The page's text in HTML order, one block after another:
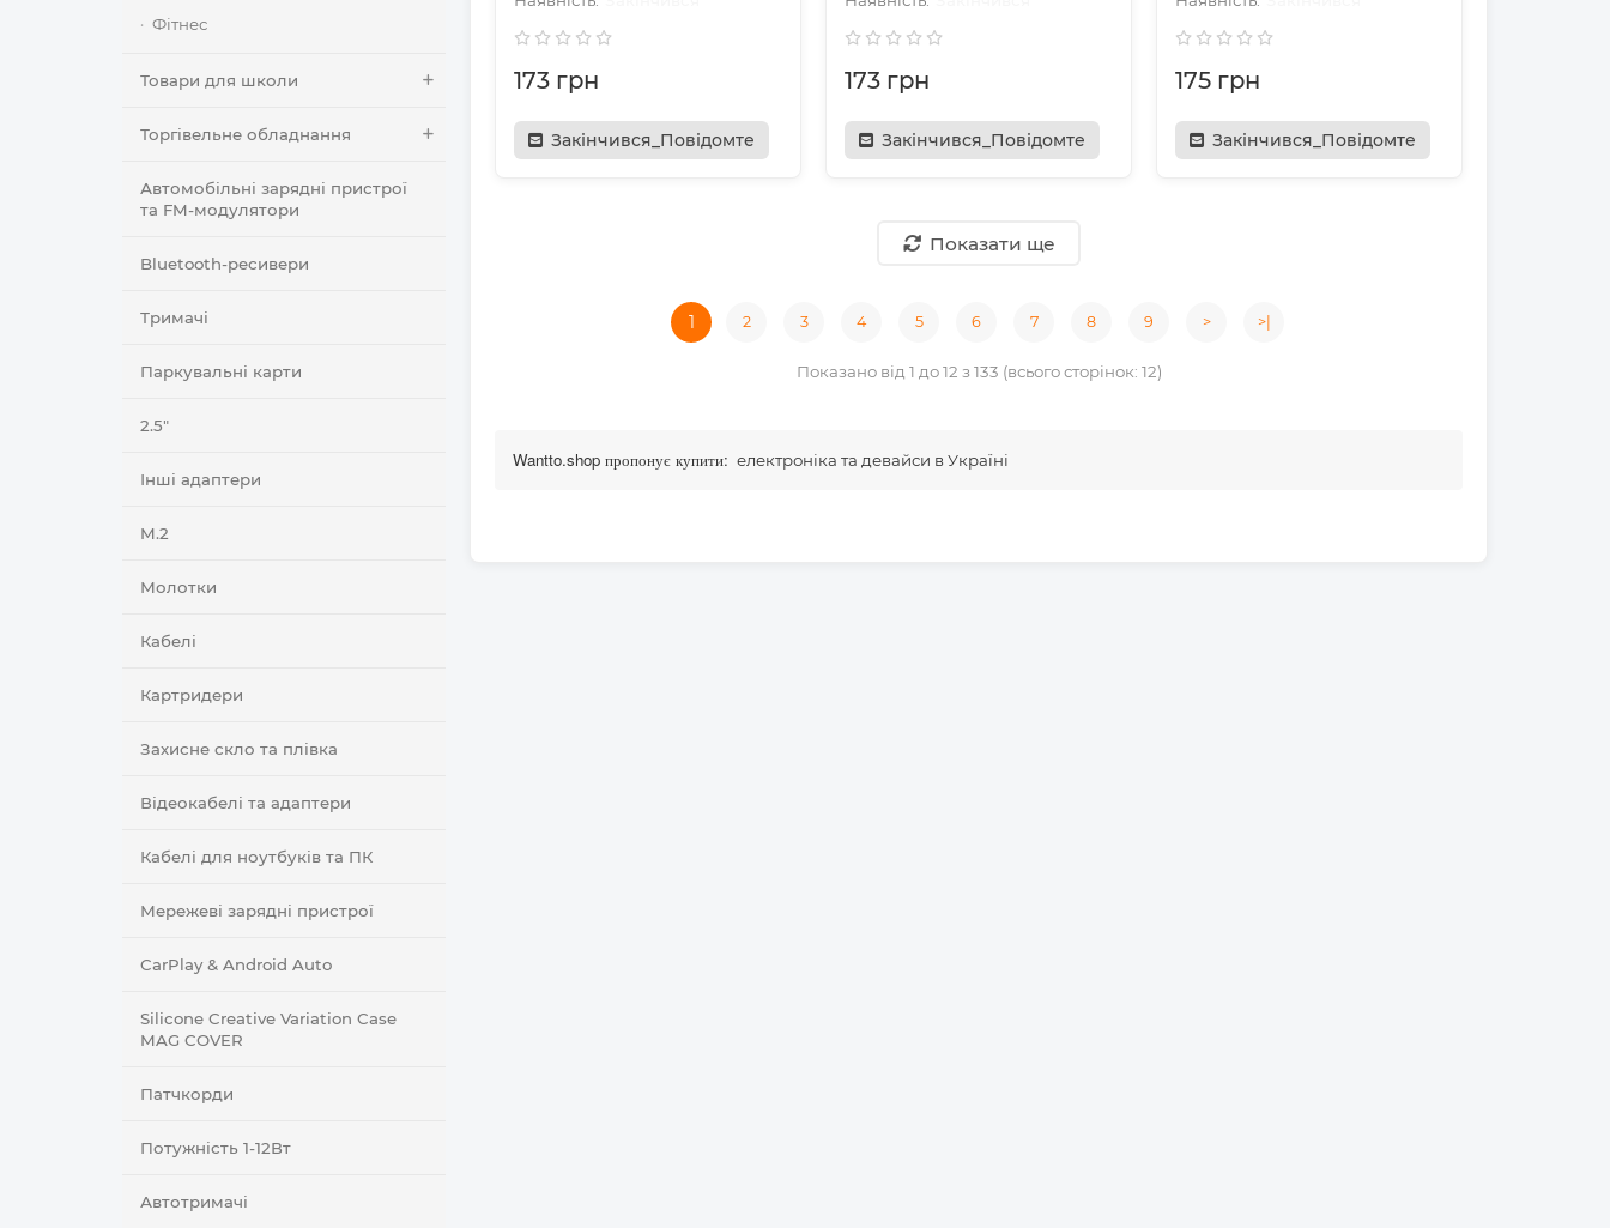
Фітнес
Товари для школи
Торгівельне обладнання
Автомобільні зарядні пристрої
та FM-модулятори
Bluetooth-ресивери
Тримачі
Паркувальні карти
2.5"
Інші адаптери
M.2
Молотки
Кабелі
Картридери
Захисне скло та плівка
Відеокабелі та адаптери
Кабелі для ноутбуків та ПК
Мережеві зарядні пристрої
CarPlay & Android Auto
Silicone Creative Variation Case
MAG COVER
Патчкорди
Потужність 1-12Вт
Автотримачі
173 грн
Закінчився_Повідомте
173 грн
Закінчився_Повідомте
175 грн
Закінчився_Повідомте
Показати ще
1 2 3 4 5 6 7 8 9 > >|
Показано від 1 до 12 з 133 (всього сторінок: 12)
Wantto.shop пропонує купити: електроніка та девайси в Україні